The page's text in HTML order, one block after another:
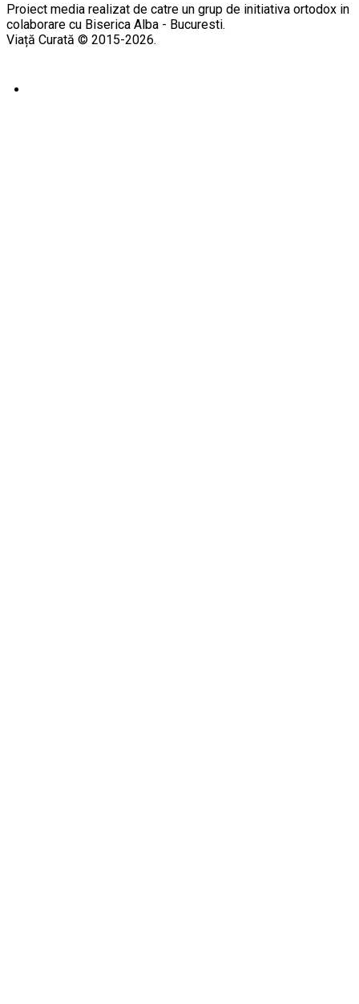
Proiect media realizat de catre un grup de initiativa ortodox in
colaborare cu Biserica Alba - Bucuresti.
Viață Curată © 2015-2026.